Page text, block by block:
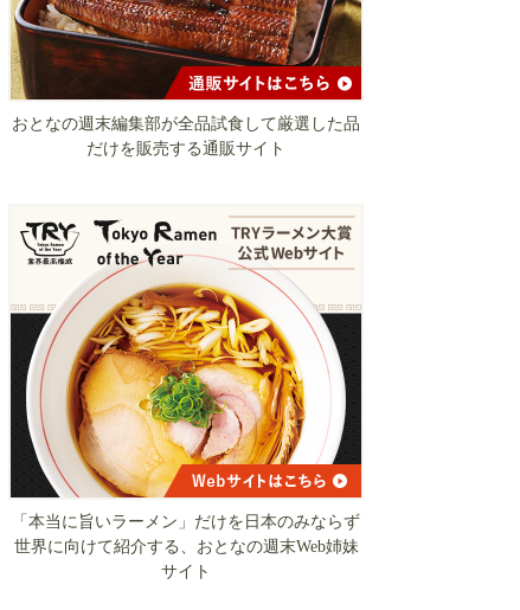
おとなの週末編集部が全品試食して厳選した品
だけを販売する通販サイト
「本当に旨いラーメン」だけを日本のみならず
世界に向けて紹介する、おとなの週末Web姉妹
サイト